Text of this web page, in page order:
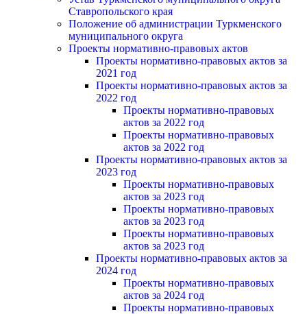
Ставропольского края
Положение об администрации Туркменского
муниципального округа
Проекты нормативно-правовых актов
Проекты нормативно-правовых актов за
2021 год
Проекты нормативно-правовых актов за
2022 год
Проекты нормативно-правовых
актов за 2022 год
Проекты нормативно-правовых
актов за 2022 год
Проекты нормативно-правовых актов за
2023 год
Проекты нормативно-правовых
актов за 2023 год
Проекты нормативно-правовых
актов за 2023 год
Проекты нормативно-правовых
актов за 2023 год
Проекты нормативно-правовых актов за
2024 год
Проекты нормативно-правовых
актов за 2024 год
Проекты нормативно-правовых